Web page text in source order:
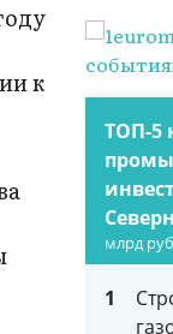
к
ТОП-5
млрд
1